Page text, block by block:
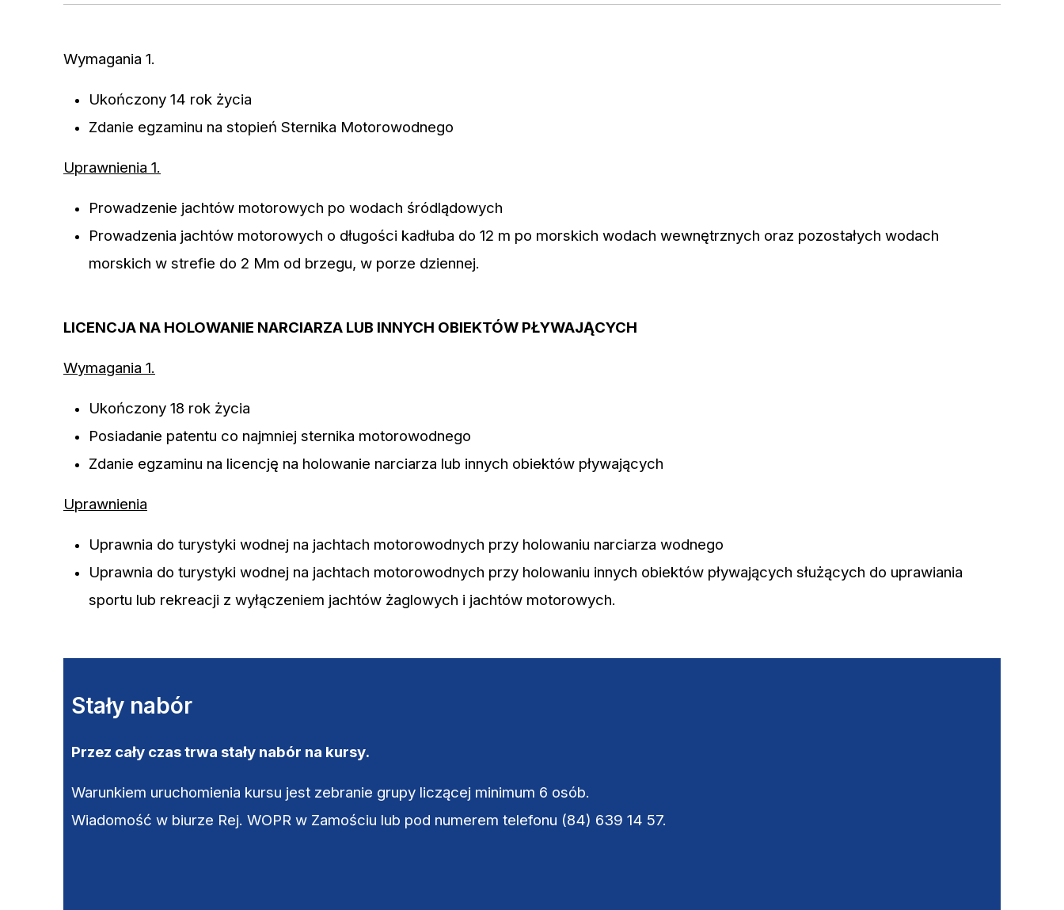
Wymagania 1.
Ukończony 14 rok życia
Zdanie egzaminu na stopień Sternika Motorowodnego
Uprawnienia 1.
Prowadzenie jachtów motorowych po wodach śródlądowych
Prowadzenia jachtów motorowych o długości kadłuba do 12 m po morskich wodach wewnętrznych oraz pozostałych wodach
morskich w strefie do 2 Mm od brzegu, w porze dziennej.
LICENCJA NA HOLOWANIE NARCIARZA LUB INNYCH OBIEKTÓW PŁYWAJĄCYCH
Wymagania 1.
Ukończony 18 rok życia
Posiadanie patentu co najmniej sternika motorowodnego
Zdanie egzaminu na licencję na holowanie narciarza lub innych obiektów pływających
Uprawnienia
Uprawnia do turystyki wodnej na jachtach motorowodnych przy holowaniu narciarza wodnego
Uprawnia do turystyki wodnej na jachtach motorowodnych przy holowaniu innych obiektów pływających służących do uprawiania
sportu lub rekreacji z wyłączeniem jachtów żaglowych i jachtów motorowych.
Stały nabór
Przez cały czas trwa stały nabór na kursy.
Warunkiem uruchomienia kursu jest zebranie grupy liczącej minimum 6 osób.
Wiadomość w biurze Rej. WOPR w Zamościu lub pod numerem telefonu (84) 639 14 57.